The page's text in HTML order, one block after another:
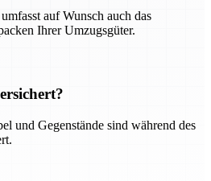
auf Wunsch auch das
Ihrer Umzugsgüter.
und Gegenstände sind während des